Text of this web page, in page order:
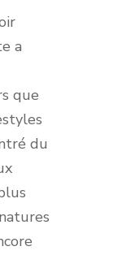
a
que
du